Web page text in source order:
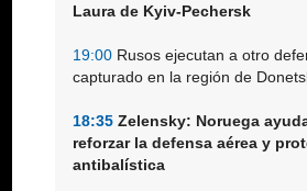
Laura de Kyiv-Pechersk
19:00 Rusos ejecutan a otro
capturado en la región de
18:35 Zelensky: Noruega
reforzar la defensa aérea y
antibalística